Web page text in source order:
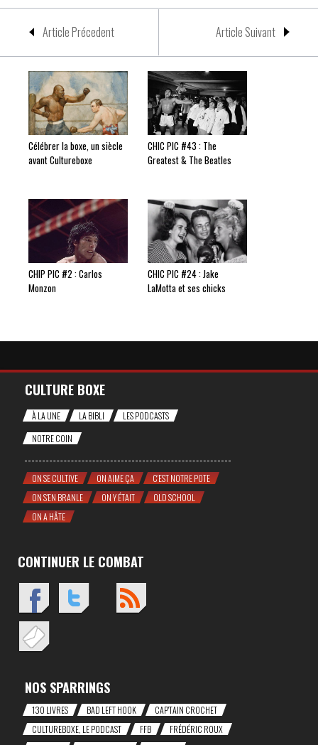
Article Précedent Article Suivant
Célébrer la boxe, un siècle
avant Cultureboxe
CHIC PIC #43 : The
Greatest & The Beatles
CHIP PIC #2 : Carlos
Monzon
CHIC PIC #24 : Jake
LaMotta et ses chicks
CULTURE BOXE
À LA UNE LA BIBLI
LES PODCASTS
NOTRE COIN
ON SE CULTIVE ON AIME ÇA
C'EST NOTRE POTE
ON S'EN BRANLE
ON Y ÉTAIT
OLD SCHOOL
ON A HÂTE
CONTINUER LE COMBAT
NOS SPARRINGS
130 LIVRES BAD LEFT HOOK
CAP'TAIN CROCHET
CULTUREBOXE, LE PODCAST
FFB
FRÉDÉRIC ROUX